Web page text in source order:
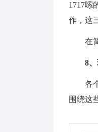
1717嗦
作，这
在
8
各
围绕这